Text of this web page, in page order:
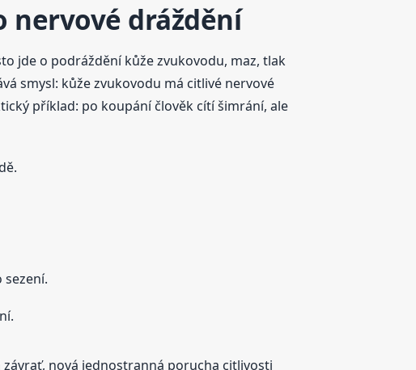
nervové dráždění
jde o podráždění kůže zvukovodu, maz, tlak
smysl: kůže zvukovodu má citlivé nervové
příklad: po koupání člověk cítí šimrání, ale
nová jednostranná porucha citlivosti